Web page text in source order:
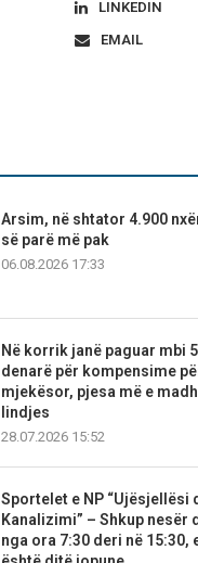
LINKEDIN
EMAIL
Arsim, në shtator 4.900
së parë më pak
06.08.2026 17:33
Në korrik janë paguar mbi
denarë për kompensime
mjekësor, pjesa më e
lindjes
28.07.2026 15:52
Sportelet e NP “Ujësjellësi
Kanalizimi” – Shkup nesër
nga ora 7:30 deri në 15:30,